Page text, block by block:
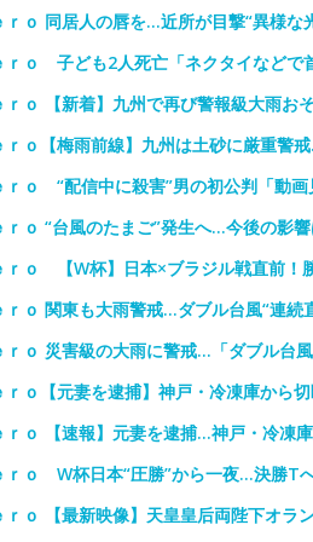
ｏ 同居人の唇を…近所が目撃“異様な
ｏ 子ども2人死亡「ネクタイなどで
ｏ 【新着】九州で再び警報級大雨お
ｏ【梅雨前線】九州は土砂に厳重警
ｏ “配信中に殺害”男の初公判「動画
ｏ “台風のたまご”発生へ…今後の影
ｏ 【W杯】日本×ブラジル戦直前！
ｏ 関東も大雨警戒…ダブル台風“連続
ｏ 災害級の大雨に警戒…「ダブル台
ｏ【元妻を逮捕】神戸・冷凍庫から
ｏ 【速報】元妻を逮捕…神戸・冷凍
ｏ W杯日本“圧勝”から一夜…決勝T
ｏ 【最新映像】天皇皇后両陛下オラ